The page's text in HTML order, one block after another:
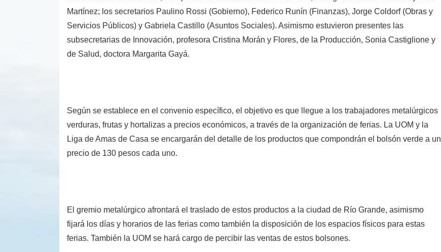
Martínez; los secretarios Paulino Rossi (Gobierno), Federico Runín (Finanzas), Jorge Coldorf (Obras y
Servicios Públicos) y Gabriela Castillo (Asuntos Sociales). Asimismo estuvieron presentes las
subsecretarias de Innovación, profesora Cristina Morán y Flores, de la Producción, Sonia Castiglione y
de Salud, doctora Margarita Gayá.
Según se establece en el convenio específico, el objetivo es que llegue a los trabajadores metalúrgicos
verduras, frutas y hortalizas a precios económicos, a través de la organización de ferias. La UOM y la
Liga de Amas de Casa se encargarán del detalle de los productos que compondrán el bolsón verde a un
precio de 130 pesos cada uno.
El gremio metalúrgico afrontará el traslado de estos productos a la ciudad de Río Grande, asimismo
fijará los días y horarios de las ferias como también la disposición de los espacios físicos para estas
ferias. También la UOM se hará cargo de percibir las ventas de estos bolsones.